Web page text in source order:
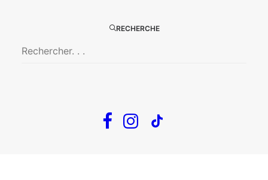
RECHERCHE
The Loop
Big Mother